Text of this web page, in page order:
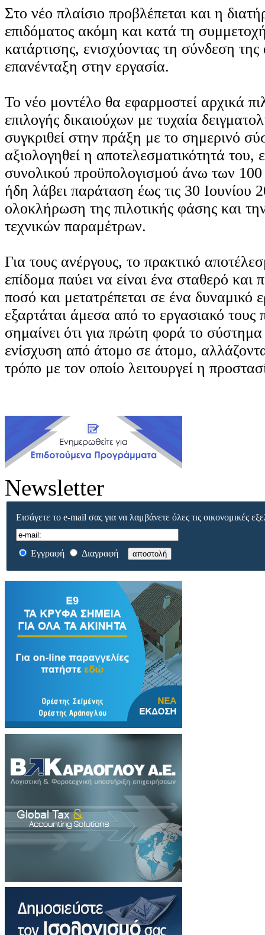
Στο νέο πλαίσιο προβλέπεται και η
επιδόματος ακόμη και κατά τη
κατάρτισης, ενισχύοντας τη σύνδεση της
επανένταξη στην εργασία.
Το νέο μοντέλο θα εφαρμοστεί αρχικά
επιλογής δικαιούχων με τυχαία
συγκριθεί στην πράξη με το σημερινό
αξιολογηθεί η αποτελεσματικότητά του,
συνολικού προϋπολογισμού άνω των 100
ήδη λάβει παράταση έως τις 30 Ιουνίου
ολοκλήρωση της πιλοτικής φάσης και
τεχνικών παραμέτρων.
Για τους ανέργους, το πρακτικό
επίδομα παύει να είναι ένα σταθερό και
ποσό και μετατρέπεται σε ένα δυναμικό
εξαρτάται άμεσα από το εργασιακό
σημαίνει ότι για πρώτη φορά το σύστημα
ενίσχυση από άτομο σε άτομο,
τρόπο με τον οποίο λειτουργεί η
Newsletter
Εισάγετε το e-mail σας για να λαμβάνετε όλες τις οικονομικές
Εγγραφή Διαγραφή αποστολή